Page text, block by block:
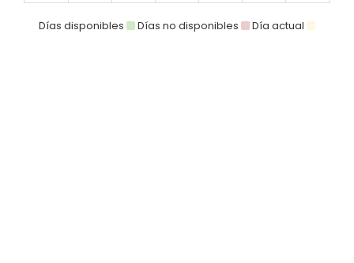
Días disponibles Días no disponibles Día actual